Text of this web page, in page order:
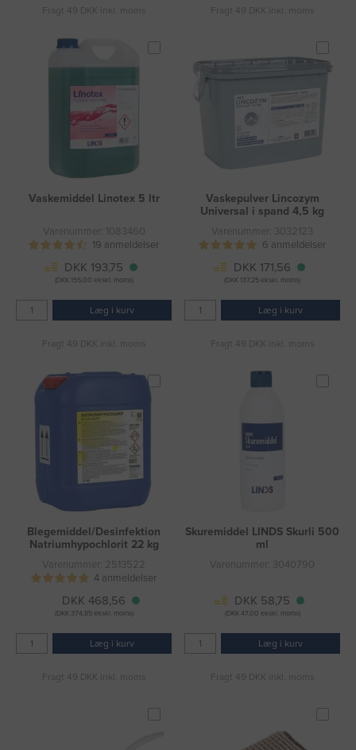
Fragt 49 DKK inkl. moms Fragt 49 DKK inkl. moms
Vaskemiddel Linotex 5 ltr
Varenummer: 1083460
19 anmeldelser
DKK 193,75
(DKK 155,00 ekskl. moms)
Læg i kurv
Fragt 49 DKK inkl. moms
Vaskepulver Lincozym
Universal i spand 4,5 kg
Varenummer: 3032123
6 anmeldelser
DKK 171,56
(DKK 137,25 ekskl. moms)
Læg i kurv
Fragt 49 DKK inkl. moms
Blegemiddel/Desinfektion
Natriumhypochlorit 22 kg
Varenummer: 2513522
4 anmeldelser
DKK 468,56
(DKK 374,85 ekskl. moms)
Læg i kurv
Fragt 49 DKK inkl. moms
Skuremiddel LINDS Skurli 500
ml
Varenummer: 3040790
DKK 58,75
(DKK 47,00 ekskl. moms)
Læg i kurv
Fragt 49 DKK inkl. moms